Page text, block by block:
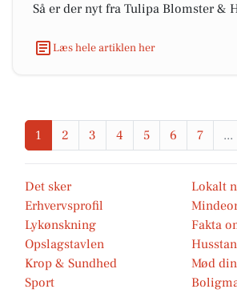
Så er der nyt fra Tulipa Blomster &
Læs hele artiklen her
1 2 3 4 5 6 7 ...
Det sker
Lokalt
Erhvervsprofil
Lykønskning
Fakta
Opslagstavlen
Krop & Sundhed
Mød
Sport